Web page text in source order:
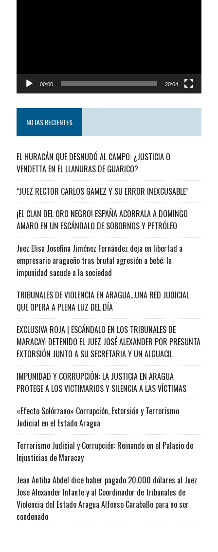
00:00 20:04
NOTAS RECIENTES
EL HURACÁN QUE DESNUDÓ AL CAMPO: ¿JUSTICIA O
VENDETTA EN EL LLANURAS DE GUARICO?
“JUEZ RECTOR CARLOS GAMEZ Y SU ERROR INEXCUSABLE”
¡EL CLAN DEL ORO NEGRO! ESPAÑA ACORRALA A DOMINGO
AMARO EN UN ESCÁNDALO DE SOBORNOS Y PETRÓLEO
Juez Elisa Josefina Jiménez Fernández deja en libertad a
empresario aragueño tras brutal agresión a bebé: la
impunidad sacude a la sociedad
TRIBUNALES DE VIOLENCIA EN ARAGUA…UNA RED JUDICIAL
QUE OPERA A PLENA LUZ DEL DÍA
EXCLUSIVA ROJA | ESCÁNDALO EN LOS TRIBUNALES DE
MARACAY: DETENIDO EL JUEZ JOSÉ ALEXANDER POR PRESUNTA
EXTORSIÓN JUNTO A SU SECRETARIA Y UN ALGUACIL
IMPUNIDAD Y CORRUPCIÓN: LA JUSTICIA EN ARAGUA
PROTEGE A LOS VICTIMARIOS Y SILENCIA A LAS VÍCTIMAS
«Efecto Solórzano» Corrupción, Extorsión y Terrorismo
Judicial en el Estado Aragua
Terrorismo Judicial y Corrupción: Reinando en el Palacio de
Injusticias de Maracay
Jean Antiba Abdel dice haber pagado 20.000 dólares al Juez
Jose Alexander Infante y al Coordinador de tribunales de
Violencia del Estado Aragua Alfonso Caraballo para no ser
condenado